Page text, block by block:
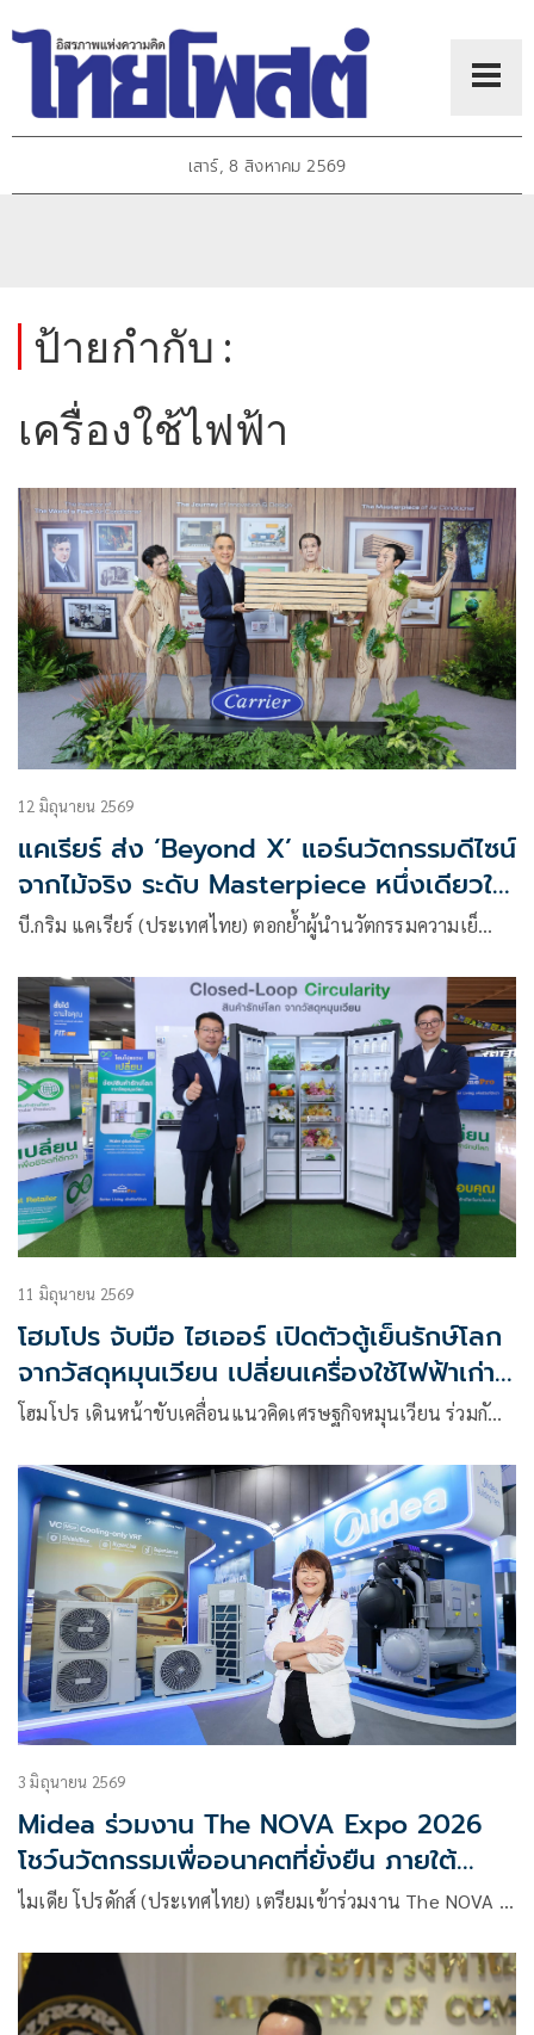
เสาร์, 8 สิงหาคม 2569
ป้ายกำกับ :
เครื่องใช้ไฟฟ้า
12 มิถุนายน 2569
แคเรียร์ ส่ง ‘Beyond X’ แอร์นวัตกรรมดีไซน์
จากไม้จริง ระดับ Masterpiece หนึ่งเดียวใน
โลก
บี.กริม แคเรียร์ (ประเทศไทย) ตอกย้ำผู้นำนวัตกรรมความเย็…
11 มิถุนายน 2569
โฮมโปร จับมือ ไฮเออร์ เปิดตัวตู้เย็นรักษ์โลก
จากวัสดุหมุนเวียน เปลี่ยนเครื่องใช้ไฟฟ้าเก่าสู่
ผลิตภัณฑ์ใหม่
โฮมโปร เดินหน้าขับเคลื่อนแนวคิดเศรษฐกิจหมุนเวียน ร่วมกั…
3 มิถุนายน 2569
Midea ร่วมงาน The NOVA Expo 2026
โชว์นวัตกรรมเพื่ออนาคตที่ยั่งยืน ภายใต้
แนวคิด ‘Smart in One’
ไมเดีย โปรดักส์ (ประเทศไทย) เตรียมเข้าร่วมงาน The NOVA …